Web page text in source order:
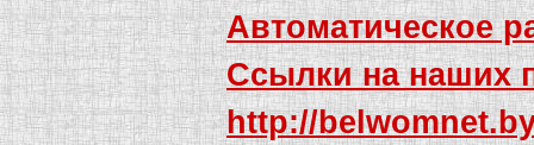
Автоматическое
Ссылки на наших
http://